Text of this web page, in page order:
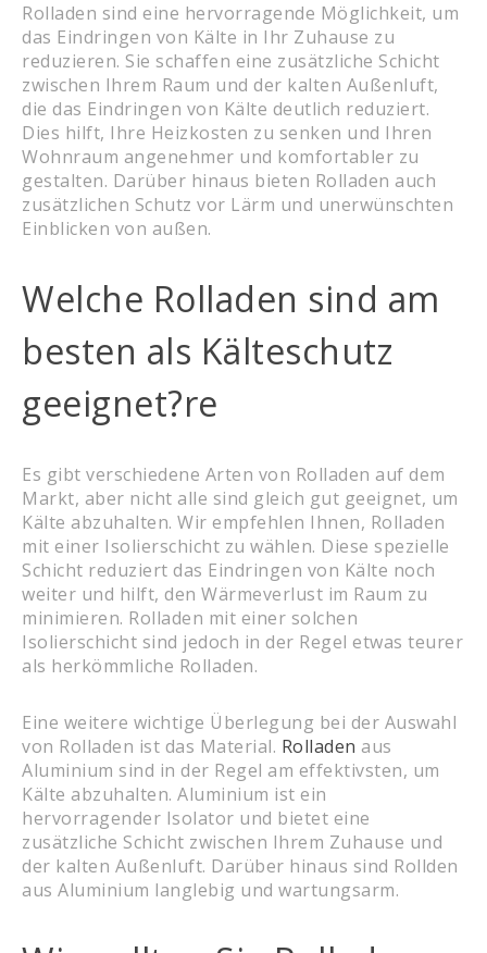
Rolladen sind eine hervorragende Möglichkeit, um
das Eindringen von Kälte in Ihr Zuhause zu
reduzieren. Sie schaffen eine zusätzliche Schicht
zwischen Ihrem Raum und der kalten Außenluft,
die das Eindringen von Kälte deutlich reduziert.
Dies hilft, Ihre Heizkosten zu senken und Ihren
Wohnraum angenehmer und komfortabler zu
gestalten. Darüber hinaus bieten Rolladen auch
zusätzlichen Schutz vor Lärm und unerwünschten
Einblicken von außen.
Welche Rolladen sind am
besten als Kälteschutz
geeignet?re
Es gibt verschiedene Arten von Rolladen auf dem
Markt, aber nicht alle sind gleich gut geeignet, um
Kälte abzuhalten. Wir empfehlen Ihnen, Rolladen
mit einer Isolierschicht zu wählen. Diese spezielle
Schicht reduziert das Eindringen von Kälte noch
weiter und hilft, den Wärmeverlust im Raum zu
minimieren. Rolladen mit einer solchen
Isolierschicht sind jedoch in der Regel etwas teurer
als herkömmliche Rolladen.
Eine weitere wichtige Überlegung bei der Auswahl
von Rolladen ist das Material. Rolladen aus
Aluminium sind in der Regel am effektivsten, um
Kälte abzuhalten. Aluminium ist ein
hervorragender Isolator und bietet eine
zusätzliche Schicht zwischen Ihrem Zuhause und
der kalten Außenluft. Darüber hinaus sind Rollden
aus Aluminium langlebig und wartungsarm.